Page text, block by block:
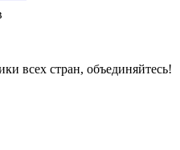
всех стран, объединяйтесь!